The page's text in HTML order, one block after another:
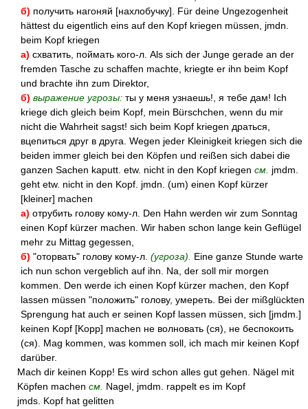
б) получить нагоняй [нахлобучку]. Für deine Ungezogenheit
hättest du eigentlich eins auf den Kopf kriegen müssen, jmdn.
beim Kopf kriegen
а) схватить, поймать кого-л. Als sich der Junge gerade an der
fremden Tasche zu schaffen machte, kriegte er ihn beim Kopf
und brachte ihn zum Direktor,
б) выражение угрозы: ты у меня узнаешь!, я тебе дам! Ich
kriege dich gleich beim Kopf, mein Bürschchen, wenn du mir
nicht die Wahrheit sagst! sich beim Kopf kriegen драться,
вцепиться друг в друга. Wegen jeder Kleinigkeit kriegen sich die
beiden immer gleich bei den Köpfen und reißen sich dabei die
ganzen Sachen kaputt. etw. nicht in den Kopf kriegen см. jmdm.
geht etw. nicht in den Kopf. jmdn. (um) einen Kopf kürzer
[kleiner] machen
а) отрубить голову кому-л. Den Hahn werden wir zum Sonntag
einen Kopf kürzer machen. Wir haben schon lange kein Geflügel
mehr zu Mittag gegessen,
б) "оторвать" голову кому-л. (угроза).
Eine ganze Stunde warte
ich nun schon vergeblich auf ihn. Na, der soll mir morgen
kommen. Den werde ich einen Kopf kürzer machen, den Kopf
lassen müssen "положить" голову, умереть. Bei der mißglückten
Sprengung hat auch er seinen Kopf lassen müssen, sich [jmdm.]
keinen Kopf [Kopp] machen не волновать (ся), не беспокоить
(ся). Mag kommen, was kommen soll, ich mach mir keinen Kopf
darüber.
Mach dir keinen Kopp! Es wird schon alles gut gehen. Nägel mit
Köpfen machen см. Nagel, jmdm. rappelt es im Kopf
jmds. Kopf hat gelitten